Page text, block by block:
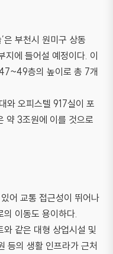
은 부천시 원미구 상동
에 들어설 예정이다. 이
층의 높이로 총 7개
와 오피스텔 917실이 포
약 3조원에 이를 것으로
어 교통 접근성이 뛰어나
이동도 용이하다.
같은 대형 상업시설 및
등의 생활 인프라가 근처